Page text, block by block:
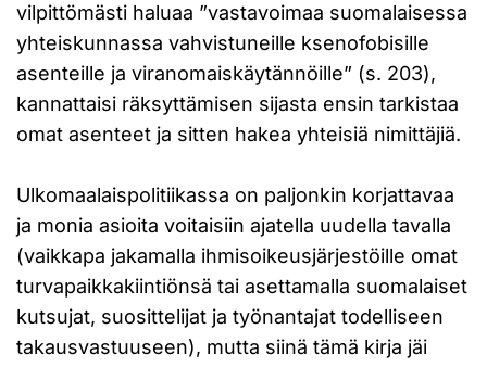
vilpittömästi haluaa ”vastavoimaa suomalaisessa
yhteiskunnassa vahvistuneille ksenofobisille
asenteille ja viranomaiskäytännöille” (s. 203),
kannattaisi räksyttämisen sijasta ensin tarkistaa
omat asenteet ja sitten hakea yhteisiä nimittäjiä.
Ulkomaalaispolitiikassa on paljonkin korjattavaa
ja monia asioita voitaisiin ajatella uudella tavalla
(vaikkapa jakamalla ihmisoikeusjärjestöille omat
turvapaikkakiintiönsä tai asettamalla suomalaiset
kutsujat, suosittelijat ja työnantajat todelliseen
takausvastuuseen), mutta siinä tämä kirja jäi